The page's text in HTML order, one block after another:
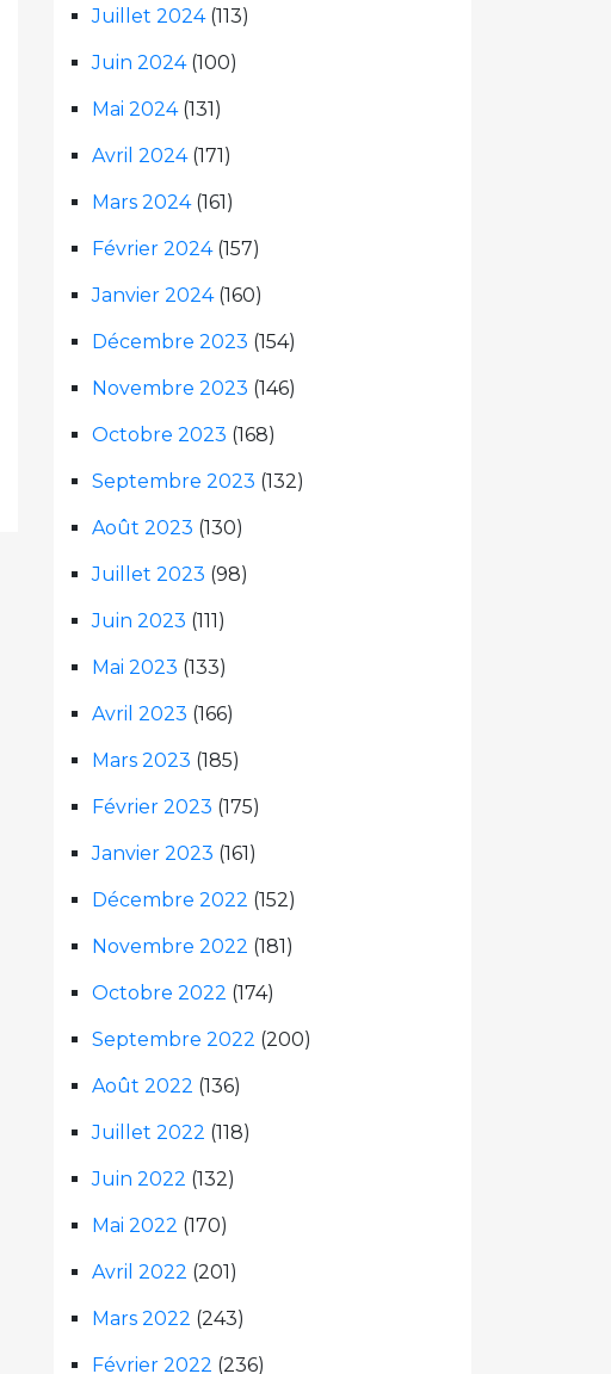
Juillet 2024(113)
Juin 2024(100)
Mai 2024(131)
Avril 2024(171)
Mars 2024(161)
Février 2024(157)
Janvier 2024(160)
Décembre 2023 (154)
Novembre 2023 (146)
Octobre 2023 (168)
Septembre 2023 (132)
Août 2023 (130)
Juillet 2023 (98)
Juin 2023 (111)
Mai 2023 (133)
Avril 2023 (166)
Mars 2023 (185)
Février 2023 (175)
Janvier 2023 (161)
Décembre 2022 (152)
Novembre 2022 (181)
Octobre 2022 (174)
Septembre 2022 (200)
Août 2022 (136)
Juillet 2022 (118)
Juin 2022 (132)
Mai 2022 (170)
Avril 2022 (201)
Mars 2022 (243)
Février 2022 (236)